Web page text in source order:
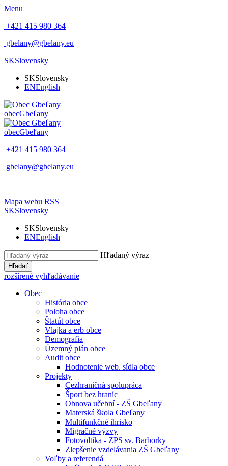
Menu
+421 415 980 364
gbelany@gbelany.eu
SKSlovensky
SKSlovensky
ENEnglish
obecGbeľany
obecGbeľany
+421 415 980 364
gbelany@gbelany.eu
Mapa webu RSS
SKSlovensky
SKSlovensky
ENEnglish
Hľadaný výraz
Hľadať
rozšírené vyhľadávanie
Obec
História obce
Poloha obce
Štatút obce
Vlajka a erb obce
Demografia
Územný plán obce
Audit obce
Hodnotenie web. sídla obce
Projekty
Cezhraničná spolupráca
Šport bez hraníc
Obnova učební - ZŠ Gbeľany
Materská škola Gbeľany
Multifunkčné ihrisko
Migračné výzvy
Fotovoltika - ZPS sv. Barborky
Zlepšenie vzdelávania ZŠ Gbeľany
Voľby a referendá